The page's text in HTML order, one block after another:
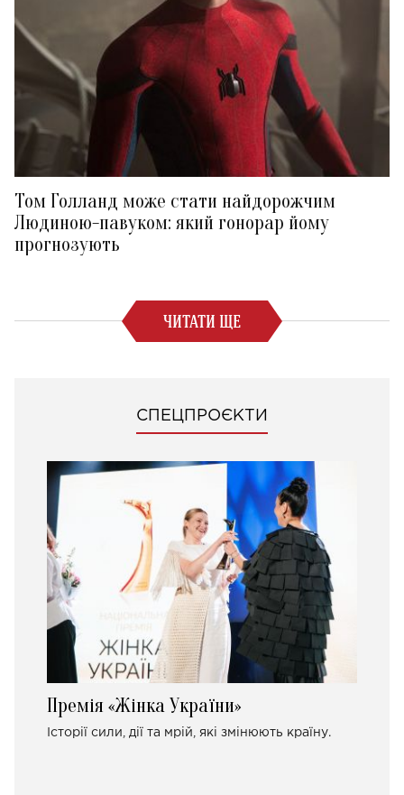
Том Голланд може стати найдорожчим
Людиною-павуком: який гонорар йому
прогнозують
ЧИТАТИ ЩЕ
СПЕЦПРОЄКТИ
Премія «Жінка України»
Історії сили, дії та мрій, які змінюють країну.